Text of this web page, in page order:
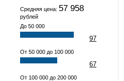
Средняя цена: 57 958
рублей
До 50 000
97
От 50 000 до 100 000
67
От 100 000 до 200 000